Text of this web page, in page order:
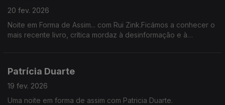
20 fev. 2026
Noite em Forma de Assim... com Rui Zink.Ficámos a conhecer o
mais recente livro, crítica mordaz à desinformação e à
Patrícia Duarte
19 fev. 2026
Uma noite em forma de assim com Patricia Duarte.